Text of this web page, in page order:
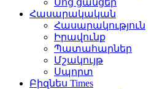
Սոց ցանցեր
Հասարակական
Հասարակություն
Իրավունք
Պատահարներ
Մշակույթ
Սպորտ
Բիզնես Times